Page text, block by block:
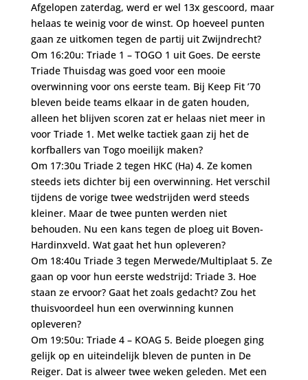
Afgelopen zaterdag, werd er wel 13x gescoord, maar
helaas te weinig voor de winst. Op hoeveel punten
gaan ze uitkomen tegen de partij uit Zwijndrecht?
Om 16:20u: Triade 1 – TOGO 1 uit Goes. De eerste
Triade Thuisdag was goed voor een mooie
overwinning voor ons eerste team. Bij Keep Fit ’70
bleven beide teams elkaar in de gaten houden,
alleen het blijven scoren zat er helaas niet meer in
voor Triade 1. Met welke tactiek gaan zij het de
korfballers van Togo moeilijk maken?
Om 17:30u Triade 2 tegen HKC (Ha) 4. Ze komen
steeds iets dichter bij een overwinning. Het verschil
tijdens de vorige twee wedstrijden werd steeds
kleiner. Maar de twee punten werden niet
behouden. Nu een kans tegen de ploeg uit Boven-
Hardinxveld. Wat gaat het hun opleveren?
Om 18:40u Triade 3 tegen Merwede/Multiplaat 5. Ze
gaan op voor hun eerste wedstrijd: Triade 3. Hoe
staan ze ervoor? Gaat het zoals gedacht? Zou het
thuisvoordeel hun een overwinning kunnen
opleveren?
Om 19:50u: Triade 4 – KOAG 5. Beide ploegen ging
gelijk op en uiteindelijk bleven de punten in De
Reiger. Dat is alweer twee weken geleden. Met een